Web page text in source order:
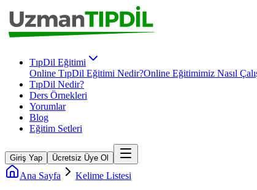
TıpDil Eğitimi
Online TıpDil Eğitimi Nedir?Online Eğitimimiz Nasıl
TıpDil Nedir?
Ders Örnekleri
Yorumlar
Blog
Eğitim Setleri
Giriş Yap Ücretsiz Üye Ol
Ana Sayfa Kelime Listesi